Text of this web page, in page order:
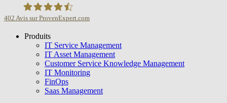
USU GmbH
402 Avis sur ProvenExpert.com
Produits
IT Service Management
IT Asset Management
Customer Service Knowledge Management
IT Monitoring
FinOps
Saas Management